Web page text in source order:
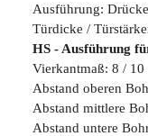
Ausführung:
Türdicke /
HS - Ausführung
Vierkantmaß: 8 / 10
Abstand oberen
Abstand mittlere
Abstand untere